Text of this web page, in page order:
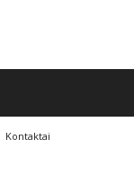
Kontaktai